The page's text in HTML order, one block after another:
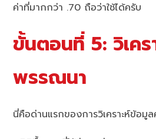
ค่าที่มากกว่า .70 ถือว่าใช้ได้ครับ
ขั้นตอนที่ 5: วิเคร
พรรณนา
นี่คือด่านแรกของการวิเคราะห์ข้อมู